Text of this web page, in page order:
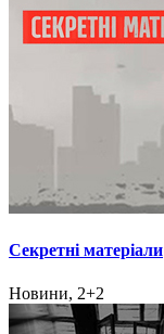
Секретні матеріали
Новини, 2+2